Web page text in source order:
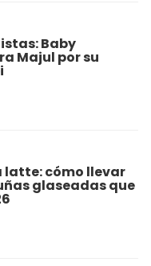
Baby
Majul por su
cómo llevar
glaseadas que